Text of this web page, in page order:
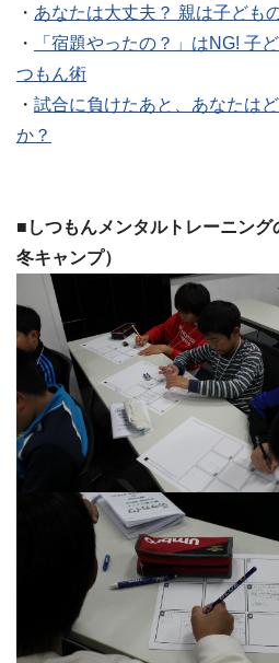
・ あなたは大丈夫？ 親は子ども
・
「宿題やったの？」はNG! 子
つもん術
・ 試合に負けたあと、あなたは
か？
■しつもんメンタルトレーニング
冬キャンプ）